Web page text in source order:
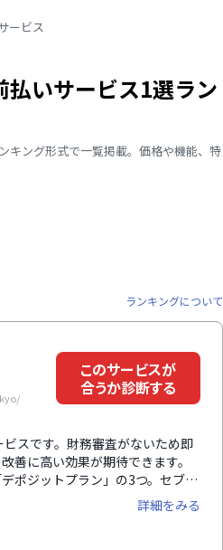
ービス
いサービス1選ラン
キング形式で一覧掲載。価格や機能、特
ランキングについて
このサービスが
合うか診断する
スです。財務審査がないため即
善に高い効果が期待できます。
ポジットプラン」の3つ。セブン
24時間、リアルタイムの振込が
どと連携することで、導入時の
マンによる充実したフォロー体
詳細をみる